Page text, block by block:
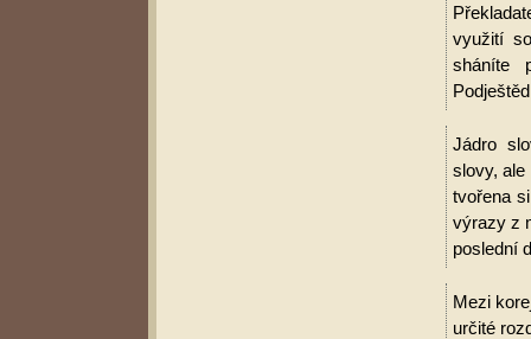
využití
sháníte
Jádro
slovy, ale
tvořena
výrazy z
poslední
Mezi
určité